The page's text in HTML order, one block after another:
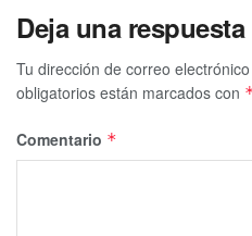
Deja una respuesta
Tu dirección de correo
obligatorios están marcados con
Comentario *